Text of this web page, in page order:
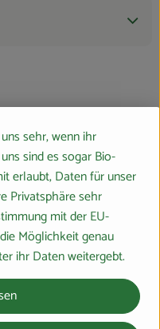
GmbH. Diese
sehr, wenn ihr
sind es sogar Bio-
erlaubt, Daten für unser
Privatsphäre sehr
mit der EU-
Möglichkeit genau
ihr Daten weitergebt.